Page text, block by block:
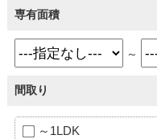
専有面積
～
間取り
～1LDK